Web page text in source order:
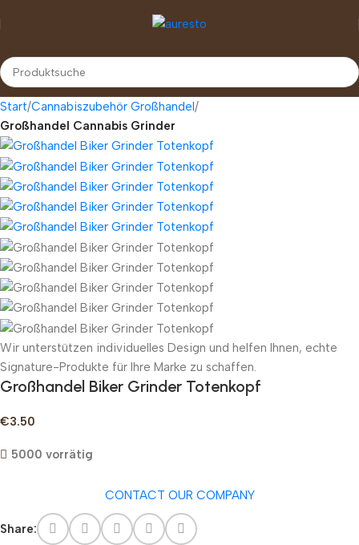
Start Cannabiszubehör Großhandel
Großhandel Cannabis Grinder
Wir unterstützen individuelles Design und helfen Ihnen, echte
Signature-Produkte für Ihre Marke zu schaffen.
Großhandel Biker Grinder Totenkopf
€3.50
5000 vorrätig
CONTACT OUR COMPANY
Share: